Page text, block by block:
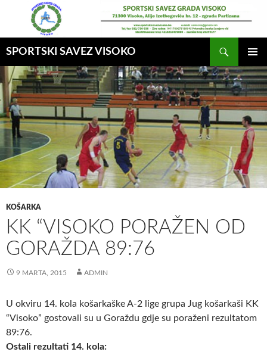
SPORTSKI SAVEZ VISOKO
GLAVNI
MENI
KOŠARKA
KK “VISOKO PORAŽEN OD
GORAŽDA 89:76
9 MARTA, 2015 ADMIN
U okviru 14. kola košarkaške A-2 lige grupa Jug košarkaši KK
“Visoko” gostovali su u Goraždu gdje su poraženi rezultatom
89:76.
Ostali rezultati 14. kola: